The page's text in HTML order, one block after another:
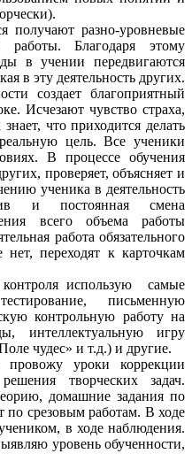
получают разно-уровневые
работы. Благодаря этому
в учении передвигаются
в эту деятельность других.
создает благоприятный
Исчезают чувство страха,
что приходится делать
цель. Все ученики
В процессе обучения
проверяет, объясняет и
ученика в деятельность
и постоянная смена
всего объема работы
работа обязательного
переходят к карточкам
использую самые
письменную
контрольную работу на
интеллектуальную игру
чудес» и т.д.) и другие.
провожу уроки коррекции
творческих задач.
домашние задания по
по срезовым работам. В ходе
в ходе наблюдения.
уровень обученности,